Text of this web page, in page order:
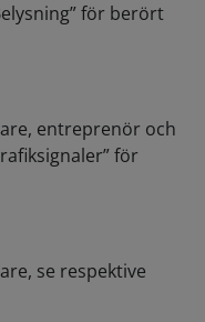
för berört
entreprenör och
för
se respektive